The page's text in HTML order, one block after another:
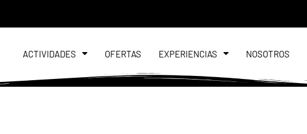
ACTIVIDADES OFERTAS EXPERIENCIAS NOSOTROS